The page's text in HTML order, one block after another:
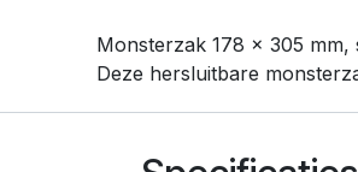
Monsterzak 178 x 305 mm,
Deze hersluitbare